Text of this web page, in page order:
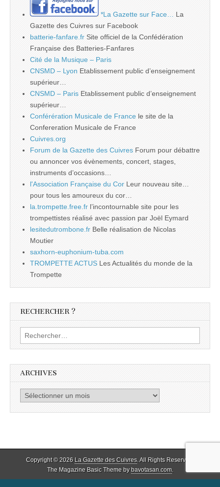
*La Gazette sur Face…
La
Gazette des Cuivres sur Facebook
batterie-fanfare.fr Site officiel de la Confédération
Française des Batteries-Fanfares
Cité de la Musique – Paris
CNSMD – Lyon Etablissement public d’enseignement
supérieur…
CNSMD – Paris Etablissement public d’enseignement
supérieur…
Conférération Musicale de France le site de la
Confereration Musicale de France
Cuivres.org
Forum de la Gazette des Cuivres Forum pour débattre
ou annoncer vos évènements, concert, stages,
instruments d’occasions…
l'Association Française du Cor Leur nouveau site…
pour tous les amoureux du cor…
la.trompette.free.fr l’incontournable site pour les
trompettistes réalisé avec passion par Joël Eymard
lesitedutrombone.fr Belle réalisation de Nicolas
Moutier
saxhorn-euphonium-tuba.com
TROMPETTE ACTUS Les Actualités du monde de la
Trompette
RECHERCHER ?
Rechercher :
ARCHIVES
Archives
Copyright © 2026 La Gazette des Cuivres. All Rights Reserved.
The Magazine Basic Theme bybavotasan.com.